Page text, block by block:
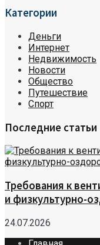
Категории
Деньги
Интернет
Недвижимость
Новости
Общество
Путешествие
Спорт
Последние статьи
Требования к
и физкультурно-
24.07.2026